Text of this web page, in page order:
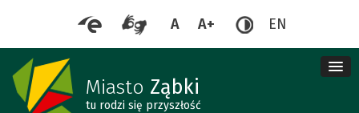
A A+ EN
Miasto Ząbki
tu rodzi się przyszłość